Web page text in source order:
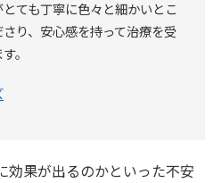
ても丁寧に色々と細かいとこ
り、安心感を持って治療を受
。
効果が出るのかといった不安